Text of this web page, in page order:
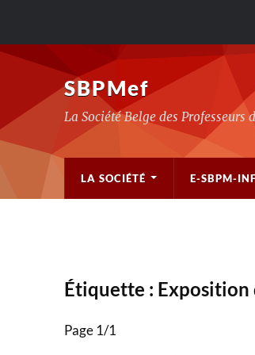
SBPMef
La Société Belge des
LA SOCIÉTÉ E-SBPM-
Étiquette : Exposition
Page 1/1